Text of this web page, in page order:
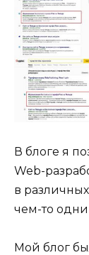
В блоге я
Web-
в
чем-то
Мой блог